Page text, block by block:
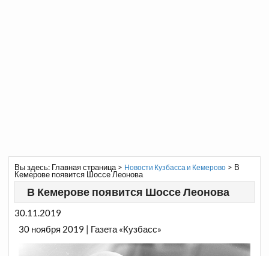
Вы здесь: Главная страница> Новости Кузбасса и Кемерово> В
Кемерове появится Шоссе Леонова
В Кемерове появится Шоссе Леонова
30.11.2019
30 ноября 2019 | Газета «Кузбасс»